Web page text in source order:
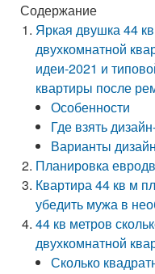
Содержание
Яркая двушка 44
двухкомнатной
идеи-2021 и
квартиры после
Особенности
Где взять
Варианты
Планировка
Квартира 44 кв м
убедить мужа в
44 кв метров
двухкомнатной
Сколько